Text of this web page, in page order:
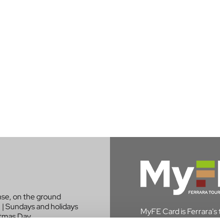
on the ground
Sundays and holidays
Day.
MyFE Card is